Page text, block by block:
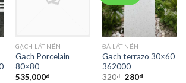
GẠCH LÁT NỀN
Gạch Porcelain
80×80
535,000₫
ĐÁ LÁT NỀN
Gạch terrazo 30×60
362000
320₫ 280₫